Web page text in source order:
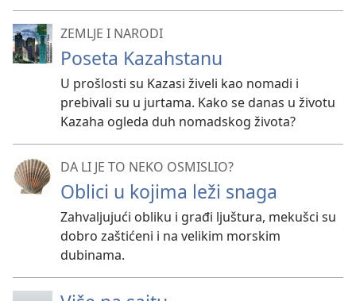
ZEMLJE I NARODI
Poseta Kazahstanu
U prošlosti su Kazasi živeli kao nomadi i
prebivali su u jurtama. Kako se danas u životu
Kazaha ogleda duh nomadskog života?
DA LI JE TO NEKO OSMISLIO?
Oblici u kojima leži snaga
Zahvaljujući obliku i građi ljuštura, mekušci su
dobro zaštićeni i na velikim morskim
dubinama.